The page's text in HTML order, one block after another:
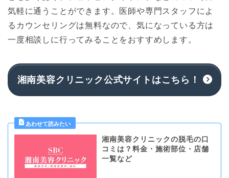
気軽に通うことができます。医師や専門スタッフによ
るカウンセリングは無料なので、気になっている方は
一度相談しに行ってみることをおすすめします。
湘南美容クリニック公式サイトはこちら！
湘南美容クリニックの脱毛の口
コミは？料金・施術部位・店舗
一覧など